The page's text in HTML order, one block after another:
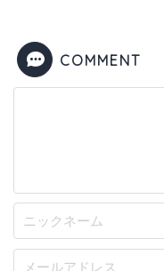
COMMENT